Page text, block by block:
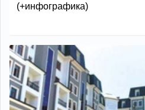
(+инфографика)